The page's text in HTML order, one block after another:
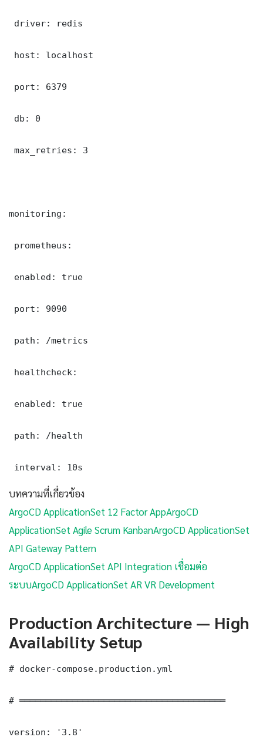
driver: redis
host: localhost
port: 6379
db: 0
max_retries: 3
monitoring:
prometheus:
enabled: true
port: 9090
path: /metrics
healthcheck:
enabled: true
path: /health
interval: 10s
บทความที่เกี่ยวข้อง
ArgoCD ApplicationSet 12 Factor AppArgoCD
ApplicationSet Agile Scrum KanbanArgoCD ApplicationSet
API Gateway Pattern
ArgoCD ApplicationSet API Integration เชื่อมต่อ
ระบบArgoCD ApplicationSet AR VR Development
Production Architecture — High
Availability Setup
# docker-compose.production.yml
# ═══════════════════════════════════════
version: '3.8'